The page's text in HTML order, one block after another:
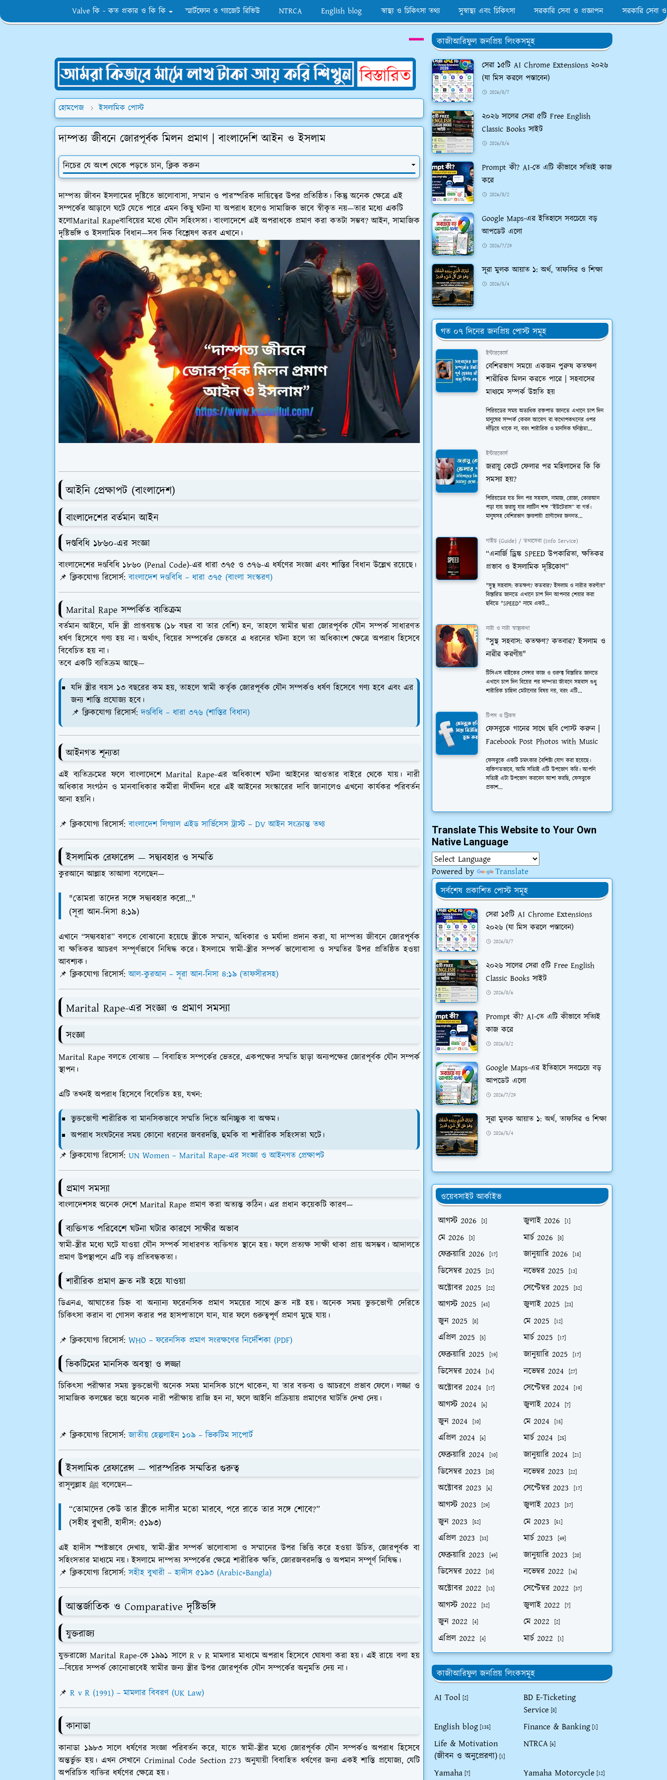
Valve কি - কত প্রকার ও কি কি স্মার্টফোন ও গ্যাজেট রিভিউ NTRCA English blog স্বাস্থ্য ও চিকিৎসা তথ্য সুস্বাস্থ্য এবং চিকিৎসা সরকারি সেবা ও প্রজ্ঞাপন সরকারি সেবা
হোমপেজ ইসলামিক পোস্ট
দাম্পত্য জীবনে জোরপূর্বক মিলন প্রমাণ | বাংলাদেশি আইন ও ইসলাম
নিচের যে অংশ থেকে পড়তে চান, ক্লিক করুন
দাম্পত্য জীবন ইসলামের দৃষ্টিতে ভালোবাসা, সম্মান ও পারস্পরিক দায়িত্বের উপর প্রতিষ্ঠিত। কিন্তু অনেক ক্ষেত্রে এই
সম্পর্কের আড়ালে ঘটে যেতে পারে এমন কিছু ঘটনা যা অপরাধ হলেও সামাজিক ভাবে স্বীকৃত নয়—তার মধ্যে একটি
হলোMarital Rapeবাবিয়ের মধ্যে যৌন সহিংসতা । বাংলাদেশে এই অপরাধকে প্রমাণ করা কতটা সম্ভব? আইন, সামাজিক
দৃষ্টিভঙ্গি ও ইসলামিক বিধান—সব দিক বিশ্লেষণ করব এখানে।
আইনি প্রেক্ষাপট (বাংলাদেশ)
বাংলাদেশের বর্তমান আইন
দণ্ডবিধি ১৮৬০-এর সংজ্ঞা
বাংলাদেশেরদণ্ডবিধি ১৮৬০ (Penal Code)-এর ধারা ৩৭৫ ও ৩৭৬-এ ধর্ষণের সংজ্ঞা এবং শাস্তির বিধান উল্লেখ রয়েছে।
📌ক্লিকযোগ্য রিসোর্স: বাংলাদেশ দণ্ডবিধি – ধারা ৩৭৫ (বাংলা সংস্করণ)
Marital Rape সম্পর্কিত ব্যতিক্রম
বর্তমান আইনে, যদি স্ত্রী প্রাপ্তবয়স্ক (১৮ বছর বা তার বেশি) হন, তাহলে স্বামীর দ্বারা জোরপূর্বক যৌন সম্পর্ক সাধারণত
ধর্ষণ হিসেবে গণ্য হয় না। অর্থাৎ, বিয়ের সম্পর্কের ভেতরে এ ধরনের ঘটনা হলে তা অধিকাংশ ক্ষেত্রে অপরাধ হিসেবে
বিবেচিত হয় না।
তবে একটি ব্যতিক্রম আছে—
যদি স্ত্রীর বয়স ১৩ বছরের কমহয়, তাহলে স্বামী কর্তৃক জোরপূর্বক যৌন সম্পর্কও ধর্ষণ হিসেবে গণ্য হবে এবং এর
জন্য শাস্তি প্রযোজ্য হবে।
📌ক্লিকযোগ্য রিসোর্স: দণ্ডবিধি – ধারা ৩৭৬ (শাস্তির বিধান)
আইনগত শূন্যতা
এই ব্যতিক্রমের ফলে বাংলাদেশেMarital Rape-এর অধিকাংশ ঘটনা আইনের আওতার বাইরে থেকে যায়। নারী
অধিকার সংগঠন ও মানবাধিকার কর্মীরা দীর্ঘদিন ধরে এই আইনের সংস্কারের দাবি জানালেও এখনো কার্যকর পরিবর্তন
আনা হয়নি।
📌ক্লিকযোগ্য রিসোর্স: বাংলাদেশ লিগ্যাল এইড সার্ভিসেস ট্রাস্ট – DV আইন সংক্রান্ত তথ্য
ইসলামিক রেফারেন্স — সদ্ব্যবহার ও সম্মতি
কুরআনে আল্লাহ তাআলা বলেছেন—
"তোমরা তাদের সঙ্গে সদ্ব্যবহার করো..."
(সূরা আন-নিসা ৪:১৯)
এখানে “সদ্ব্যবহার” বলতে বোঝানো হয়েছে স্ত্রীকে সম্মান, অধিকার ও মর্যাদা প্রদান করা, যা দাম্পত্য জীবনে জোরপূর্বক
বা ক্ষতিকর আচরণ সম্পূর্ণভাবে নিষিদ্ধ করে। ইসলামে স্বামী-স্ত্রীর সম্পর্ক ভালোবাসা ও সম্মতির উপর প্রতিষ্ঠিত হওয়া
আবশ্যক।
📌ক্লিকযোগ্য রিসোর্স: আল-কুরআন – সূরা আন-নিসা ৪:১৯ (তাফসীরসহ)
Marital Rape-এর সংজ্ঞা ও প্রমাণ সমস্যা
সংজ্ঞা
Marital Rape বলতে বোঝায় —বিবাহিত সম্পর্কের ভেতরে, একপক্ষের সম্মতি ছাড়া অন্যপক্ষের জোরপূর্বক যৌন সম্পর্ক
স্থাপন ।
এটি তখনই অপরাধ হিসেবে বিবেচিত হয়, যখন:
ভুক্তভোগী শারীরিক বা মানসিকভাবে সম্মতি দিতে অনিচ্ছুক বা অক্ষম।
অপরাধ সংঘটনের সময় কোনো ধরনের জবরদস্তি, হুমকি বা শারীরিক সহিংসতা ঘটে।
📌ক্লিকযোগ্য রিসোর্স: UN Women – Marital Rape-এর সংজ্ঞা ও আইনগত প্রেক্ষাপট
প্রমাণ সমস্যা
বাংলাদেশসহ অনেক দেশে Marital Rape প্রমাণ করা অত্যন্ত কঠিন। এর প্রধান কয়েকটি কারণ—
ব্যক্তিগত পরিবেশে ঘটনা ঘটার কারণে সাক্ষীর অভাব
স্বামী-স্ত্রীর মধ্যে ঘটে যাওয়া যৌন সম্পর্ক সাধারণত ব্যক্তিগত স্থানে হয়। ফলে প্রত্যক্ষ সাক্ষী থাকা প্রায় অসম্ভব। আদালতে
প্রমাণ উপস্থাপনে এটি বড় প্রতিবন্ধকতা।
শারীরিক প্রমাণ দ্রুত নষ্ট হয়ে যাওয়া
ডিএনএ, আঘাতের চিহ্ন বা অন্যান্য ফরেনসিক প্রমাণ সময়ের সাথে দ্রুত নষ্ট হয়। অনেক সময় ভুক্তভোগী দেরিতে
চিকিৎসা করান বা গোসল করার পর হাসপাতালে যান, যার ফলে গুরুত্বপূর্ণ প্রমাণ মুছে যায়।
📌ক্লিকযোগ্য রিসোর্স: WHO – ফরেনসিক প্রমাণ সংরক্ষণের নির্দেশিকা (PDF)
ভিকটিমের মানসিক অবস্থা ও লজ্জা
চিকিৎসা পরীক্ষার সময় ভুক্তভোগী অনেক সময় মানসিক চাপে থাকেন, যা তার বক্তব্য ও আচরণে প্রভাব ফেলে। লজ্জা ও
সামাজিক কলঙ্কের ভয়ে অনেক নারী পরীক্ষায় রাজি হন না, ফলে আইনি প্রক্রিয়ায় প্রমাণের ঘাটতি দেখা দেয়।
📌ক্লিকযোগ্য রিসোর্স: জাতীয় হেল্পলাইন ১০৯ – ভিকটিম সাপোর্ট
ইসলামিক রেফারেন্স — পারস্পরিক সম্মতির গুরুত্ব
রাসূলুল্লাহ ﷺ বলেছেন—
“তোমাদের কেউ তার স্ত্রীকে দাসীর মতো মারবে, পরে রাতে তার সঙ্গে শোবে?”
(সহীহ বুখারী, হাদীস: ৫১৯৩)
এই হাদীস স্পষ্টভাবে দেখায়, স্বামী-স্ত্রীর সম্পর্ক ভালোবাসা ও সম্মানের উপর ভিত্তি করে হওয়া উচিত, জোরপূর্বক বা
সহিংসতার মাধ্যমে নয়। ইসলামে দাম্পত্য সম্পর্কের ক্ষেত্রেশারীরিক ক্ষতি, জোরজবরদস্তি ও অপমান সম্পূর্ণ নিষিদ্ধ ।
📌ক্লিকযোগ্য রিসোর্স: সহীহ বুখারী – হাদীস ৫১৯৩ (Arabic+Bangla)
আন্তর্জাতিক ও Comparative দৃষ্টিভঙ্গি
যুক্তরাজ্য
যুক্তরাজ্যেMarital Rape-কে ১৯৯১ সালে R v Rমামলার মাধ্যমে অপরাধ হিসেবে ঘোষণা করা হয়। এই রায়ে বলা হয়
—বিয়ের সম্পর্ক কোনোভাবেই স্বামীর জন্য স্ত্রীর উপর জোরপূর্বক যৌন সম্পর্কের অনুমতি দেয় না।
📌 R v R (1991) – মামলার বিবরণ (UK Law)
কানাডা
কানাডা ১৯৮৩ সালে ধর্ষণের সংজ্ঞা পরিবর্তন করে, যাতে স্বামী-স্ত্রীর মধ্যে জোরপূর্বক যৌন সম্পর্কও অপরাধ হিসেবে
অন্তর্ভুক্ত হয়। এখন সেখানে Criminal Code Section 273 অনুযায়ী বিবাহিত ধর্ষণের জন্য একই শাস্তি প্রযোজ্য, যেটি
অপরিচিত ব্যক্তির ধর্ষণের ক্ষেত্রে হয়।
কাজীআরিফুল জনপ্রিয় লিংকসমূহ
সেরা ১৫টি AI Chrome Extensions ২০২৬
(যা মিস করলে পস্তাবেন)
2026/8/7
২০২৬ সালের সেরা ৫টি Free English
Classic Books সাইট
2026/8/6
Prompt কী? AI-তে এটি কীভাবে সত্যিই কাজ
করে
2026/8/2
Google Maps-এর ইতিহাসে সবচেয়ে বড়
আপডেট এলো
2026/7/29
সূরা মুলক আয়াত ১: অর্থ, তাফসির ও শিক্ষা
2026/5/4
গত ০৭ দিনের জনপ্রিয় পোস্ট সমূহ
ইন্টারকোর্স
বেশিরভাগ সময়ে একজন পুরুষ কতক্ষণ
শারীরিক মিলন করতে পারে | সহবাসের
মাধ্যমে সম্পর্ক উন্নতি হয়
পিরিয়ডের সময় অত্যধিক রক্তপাত জানতে এখানে চাপ দিন
মানুষের সম্পর্ক কেবল আবেগ বা কথোপকথনের ওপর
দাঁড়িয়ে থাকে না, বরং শারীরিক ও মানসিক ঘনিষ্ঠতা...
ইন্টারকোর্স
জরায়ু কেটে ফেলার পর মহিলাদের কি কি
সমস্যা হয়?
পিরিয়ডের যত দিন পর সহবাস, নামাজ, রোজা, কোরআন
পড়া যায় জরায়ু যার ল্যাটিন শব্দ “ইউটেরাস” বা গর্ভ।
মানুষসহ বেশিরভাগ স্তন্যপায়ী প্রাণীদের জননত...
গাইড (Guide) / তথ্যসেবা (Info Service)
“এনার্জি ড্রিঙ্ক SPEED উপকারিতা, ক্ষতিকর
প্রভাব ও ইসলামিক দৃষ্টিকোণ”
"সুস্থ সহবাস: কতক্ষণ? কতবার? ইসলাম ও নারীর করণীয়"
বিস্তারিত জানতে এখানে চাপ দিন আপনার শেয়ার করা
ছবিতে "SPEED" নামে একট...
নারী ও নারী স্বাস্থ্যকথা
"সুস্থ সহবাস: কতক্ষণ? কতবার? ইসলাম ও
নারীর করণীয়"
টিসিএস বাইকের সেন্সর কাজ ও গুরুত্ব বিস্তারিত জানতে
এখানে চাপ দিন বিয়ের পর দাম্পত্য জীবনে সহবাস শুধু
শারীরিক চাহিদা মেটানোর বিষয় নয়, বরং এটি...
টিপস ও ট্রিকস
ফেসবুকে গানের সাথে ছবি পোস্ট করুন |
Facebook Post Photos with Music
ফেসবুকে একটি চমত্কার বৈশিষ্ট্য যোগ করা হয়েছে।
ব্যক্তিগতভাবে, আমি সত্যিই এটি উপভোগ করি। আপনি
সত্যিই এটা উপভোগ করবেন আশা করছি, ফেসবুকে
প্রকাশ...
Translate This Website to Your Own
Native Language
Powered by
Translate
সর্বশেষ প্রকাশিত পোস্ট সমূহ
সেরা ১৫টি AI Chrome Extensions
২০২৬ (যা মিস করলে পস্তাবেন)
2026/8/7
২০২৬ সালের সেরা ৫টি Free English
Classic Books সাইট
2026/8/6
Prompt কী? AI-তে এটি কীভাবে সত্যিই
কাজ করে
2026/8/2
Google Maps-এর ইতিহাসে সবচেয়ে বড়
আপডেট এলো
2026/7/29
সূরা মুলক আয়াত ১: অর্থ, তাফসির ও শিক্ষা
2026/5/4
ওয়েবসাইট আর্কাইভ
আগস্ট 2026
[3] জুলাই 2026 [1]
মে 2026 [3] মার্চ 2026 [8]
ফেব্রুয়ারি 2026 [17] জানুয়ারি 2026 [18]
ডিসেম্বর 2025 [21] নভেম্বর 2025 [13]
অক্টোবর 2025 [22] সেপ্টেম্বর 2025 [32]
আগস্ট 2025 [43] জুলাই 2025 [23]
জুন 2025 [8] মে 2025 [12]
এপ্রিল 2025 [5] মার্চ 2025 [17]
ফেব্রুয়ারি 2025 [19] জানুয়ারি 2025 [17]
ডিসেম্বর 2024 [14] নভেম্বর 2024 [27]
অক্টোবর 2024 [17] সেপ্টেম্বর 2024 [19]
আগস্ট 2024 [6] জুলাই 2024 [7]
জুন 2024 [10] মে 2024 [15]
এপ্রিল 2024 [6] মার্চ 2024 [25]
ফেব্রুয়ারি 2024 [10] জানুয়ারি 2024 [21]
ডিসেম্বর 2023 [20] নভেম্বর 2023 [22]
অক্টোবর 2023 [6] সেপ্টেম্বর 2023 [17]
আগস্ট 2023 [29] জুলাই 2023 [37]
জুন 2023 [52] মে 2023 [51]
এপ্রিল 2023 [33] মার্চ 2023 [49]
ফেব্রুয়ারি 2023 [49] জানুয়ারি 2023 [20]
ডিসেম্বর 2022 [10] নভেম্বর 2022 [16]
অক্টোবর 2022 [13] সেপ্টেম্বর 2022 [37]
আগস্ট 2022 [32] জুলাই 2022 [7]
জুন 2022 [4] মে 2022 [2]
এপ্রিল 2022 [4] মার্চ 2022 [1]
কাজীআরিফুল জনপ্রিয় লিংকসমূহ
AI Tool [2]
BD E-Ticketing
Service [8]
English blog [135] Finance & Banking [1]
Life & Motivation
(জীবন ও অনুপ্রেরণা) [1]
NTRCA [6]
Yamaha [7] Yamaha Motorcycle [12]